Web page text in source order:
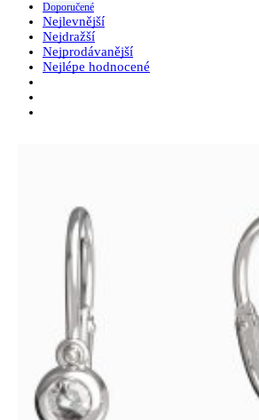
Doporučené
Nejlevnější
Nejdražší
Nejprodávanější
Nejlépe hodnocené